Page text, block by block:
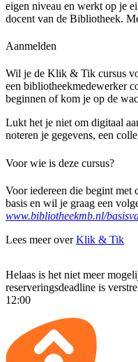
eigen niveau en werkt op je
docent van de Bibliotheek.
Aanmelden
Wil je de Klik & Tik cursus
een bibliotheekmedewerker
beginnen of kom je op de
Lukt het je niet om digitaal
noteren je gegevens, een
Voor wie is deze cursus?
Voor iedereen die begint met
basis en wil je graag een
www.bibliotheekmb.nl/
Lees meer overKlik & Tik
Helaas is het niet meer
reserveringsdeadline is
12:00